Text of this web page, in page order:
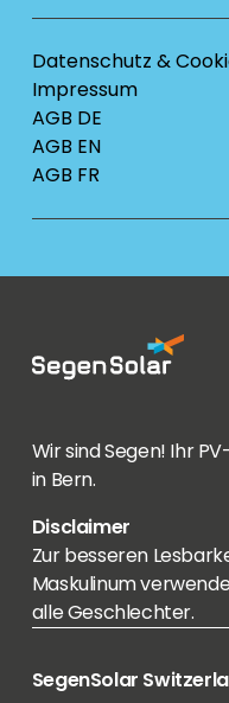
Datenschutz &
Impressum
AGB DE
AGB EN
AGB FR
Wir sind Segen! Ihr
in Bern.
Disclaimer
Zur besseren
Maskulinum
alle Geschlechter.
SegenSolar